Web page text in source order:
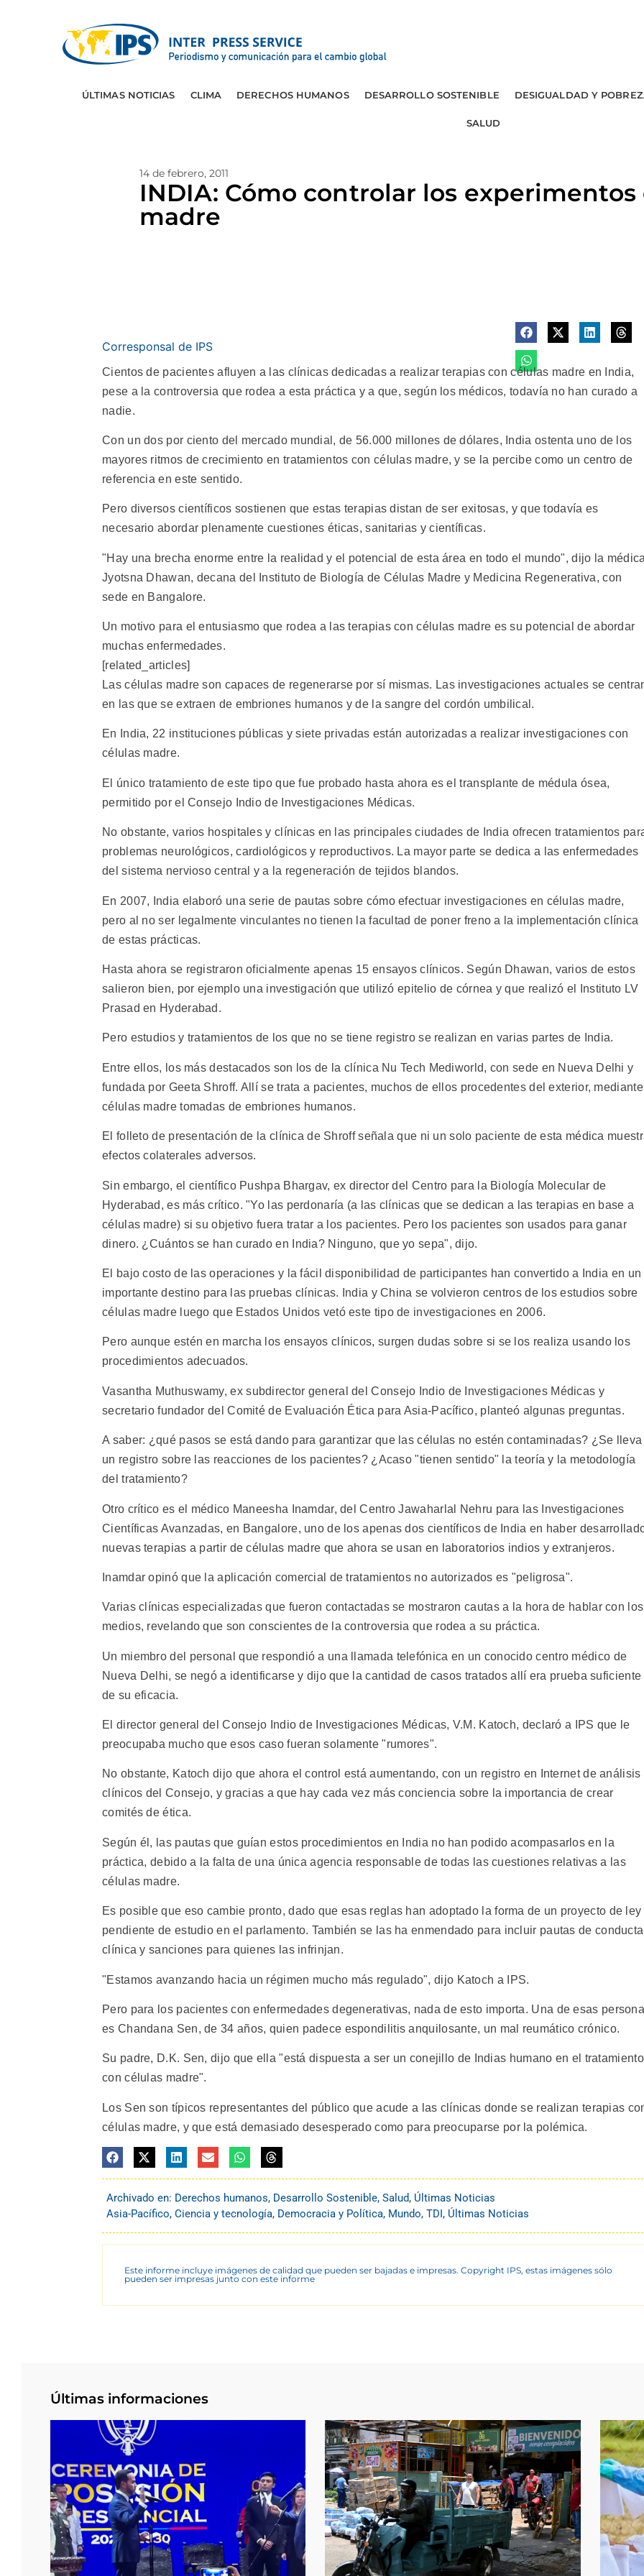
ÚLTIMAS NOTICIAS CLIMA DERECHOS HUMANOS DESARROLLO SOSTENIBLE DESIGUALDAD Y
SALUD
14 de febrero, 2011
INDIA: Cómo controlar los experimentos
madre
Corresponsal de IPS
Cientos de pacientes afluyen a las clínicas dedicadas a realizar terapias con células madre en India,
pese a la controversia que rodea a esta práctica y a que, según los médicos, todavía no han curado a
nadie.
Con un dos por ciento del mercado mundial, de 56.000 millones de dólares, India ostenta uno de los
mayores ritmos de crecimiento en tratamientos con células madre, y se la percibe como un centro de
referencia en este sentido.
Pero diversos científicos sostienen que estas terapias distan de ser exitosas, y que todavía es
necesario abordar plenamente cuestiones éticas, sanitarias y científicas.
"Hay una brecha enorme entre la realidad y el potencial de esta área en todo el mundo", dijo la
Jyotsna Dhawan, decana del Instituto de Biología de Células Madre y Medicina Regenerativa, con
sede en Bangalore.
Un motivo para el entusiasmo que rodea a las terapias con células madre es su potencial de abordar
muchas enfermedades.
[related_articles]
Las células madre son capaces de regenerarse por sí mismas. Las investigaciones actuales se
en las que se extraen de embriones humanos y de la sangre del cordón umbilical.
En India, 22 instituciones públicas y siete privadas están autorizadas a realizar investigaciones con
células madre.
El único tratamiento de este tipo que fue probado hasta ahora es el transplante de médula ósea,
permitido por el Consejo Indio de Investigaciones Médicas.
No obstante, varios hospitales y clínicas en las principales ciudades de India ofrecen tratamientos
problemas neurológicos, cardiológicos y reproductivos. La mayor parte se dedica a las enfermedades
del sistema nervioso central y a la regeneración de tejidos blandos.
En 2007, India elaboró una serie de pautas sobre cómo efectuar investigaciones en células madre,
pero al no ser legalmente vinculantes no tienen la facultad de poner freno a la implementación clínica
de estas prácticas.
Hasta ahora se registraron oficialmente apenas 15 ensayos clínicos. Según Dhawan, varios de estos
salieron bien, por ejemplo una investigación que utilizó epitelio de córnea y que realizó el Instituto LV
Prasad en Hyderabad.
Pero estudios y tratamientos de los que no se tiene registro se realizan en varias partes de India.
Entre ellos, los más destacados son los de la clínica Nu Tech Mediworld, con sede en Nueva Delhi y
fundada por Geeta Shroff. Allí se trata a pacientes, muchos de ellos procedentes del exterior, mediante
células madre tomadas de embriones humanos.
El folleto de presentación de la clínica de Shroff señala que ni un solo paciente de esta médica
efectos colaterales adversos.
Sin embargo, el científico Pushpa Bhargav, ex director del Centro para la Biología Molecular de
Hyderabad, es más crítico. "Yo las perdonaría (a las clínicas que se dedican a las terapias en base a
células madre) si su objetivo fuera tratar a los pacientes. Pero los pacientes son usados para ganar
dinero. ¿Cuántos se han curado en India? Ninguno, que yo sepa", dijo.
El bajo costo de las operaciones y la fácil disponibilidad de participantes han convertido a India en un
importante destino para las pruebas clínicas. India y China se volvieron centros de los estudios sobre
células madre luego que Estados Unidos vetó este tipo de investigaciones en 2006.
Pero aunque estén en marcha los ensayos clínicos, surgen dudas sobre si se los realiza usando los
procedimientos adecuados.
Vasantha Muthuswamy, ex subdirector general del Consejo Indio de Investigaciones Médicas y
secretario fundador del Comité de Evaluación Ética para Asia-Pacífico, planteó algunas preguntas.
A saber: ¿qué pasos se está dando para garantizar que las células no estén contaminadas? ¿Se lleva
un registro sobre las reacciones de los pacientes? ¿Acaso "tienen sentido" la teoría y la metodología
del tratamiento?
Otro crítico es el médico Maneesha Inamdar, del Centro Jawaharlal Nehru para las Investigaciones
Científicas Avanzadas, en Bangalore, uno de los apenas dos científicos de India en haber
nuevas terapias a partir de células madre que ahora se usan en laboratorios indios y extranjeros.
Inamdar opinó que la aplicación comercial de tratamientos no autorizados es "peligrosa".
Varias clínicas especializadas que fueron contactadas se mostraron cautas a la hora de hablar con los
medios, revelando que son conscientes de la controversia que rodea a su práctica.
Un miembro del personal que respondió a una llamada telefónica en un conocido centro médico de
Nueva Delhi, se negó a identificarse y dijo que la cantidad de casos tratados allí era prueba suficiente
de su eficacia.
El director general del Consejo Indio de Investigaciones Médicas, V.M. Katoch, declaró a IPS que le
preocupaba mucho que esos caso fueran solamente "rumores".
No obstante, Katoch dijo que ahora el control está aumentando, con un registro en Internet de análisis
clínicos del Consejo, y gracias a que hay cada vez más conciencia sobre la importancia de crear
comités de ética.
Según él, las pautas que guían estos procedimientos en India no han podido acompasarlos en la
práctica, debido a la falta de una única agencia responsable de todas las cuestiones relativas a las
células madre.
Es posible que eso cambie pronto, dado que esas reglas han adoptado la forma de un proyecto de ley
pendiente de estudio en el parlamento. También se las ha enmendado para incluir pautas de conducta
clínica y sanciones para quienes las infrinjan.
"Estamos avanzando hacia un régimen mucho más regulado", dijo Katoch a IPS.
Pero para los pacientes con enfermedades degenerativas, nada de esto importa. Una de esas
es Chandana Sen, de 34 años, quien padece espondilitis anquilosante, un mal reumático crónico.
Su padre, D.K. Sen, dijo que ella "está dispuesta a ser un conejillo de Indias humano en el tratamiento
con células madre".
Los Sen son típicos representantes del público que acude a las clínicas donde se realizan terapias
células madre, y que está demasiado desesperado como para preocuparse por la polémica.
Archivado en: Derechos humanos, Desarrollo Sostenible, Salud, Últimas Noticias
Asia-Pacífico, Ciencia y tecnología, Democracia y Política, Mundo, TDI , Últimas Noticias
Este informe incluye imágenes de calidad que pueden ser bajadas e impresas. Copyright IPS, estas imágenes sólo
pueden ser impresas junto con este informe
Últimas informaciones